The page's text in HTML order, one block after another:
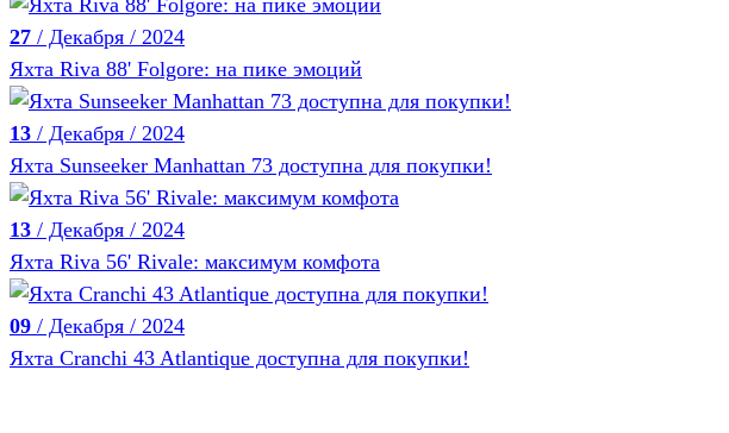
27 / Декабря / 2024
Яхта Riva 88' Folgore: на пике эмоций
13 / Декабря / 2024
Яхта Sunseeker Manhattan 73 доступна для покупки!
13 / Декабря / 2024
Яхта Riva 56' Rivale: максимум комфота
09 / Декабря / 2024
Яхта Cranchi 43 Atlantique доступна для покупки!